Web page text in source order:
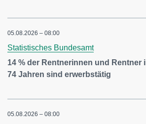
05.08.2026 – 08:00
Statistisches Bundesamt
14 % der Rentnerinnen und Rentner
74 Jahren sind erwerbstätig
05.08.2026 – 08:00